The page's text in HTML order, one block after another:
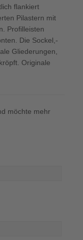
flankiert
Pilastern mit
Profilleisten
Die Sockel,-
Gliederungen,
Originale
möchte mehr